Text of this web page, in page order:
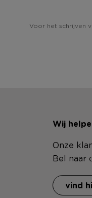
Voor het schrijven
Wij
Onze
Bel naar
vind